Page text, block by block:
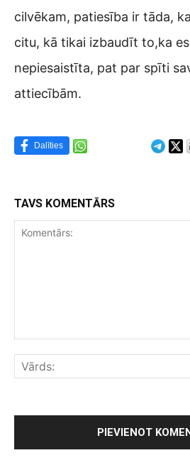
cilvēkam, patiesība ir tāda,
citu, kā tikai izbaudīt to,ka
nepiesaistīta, pat par spīti
attiecībām.
Dalīties
TAVS KOMENTĀRS